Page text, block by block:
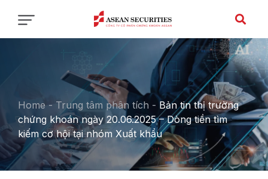
Home - Trung tâm phân tích - Bản tin thị trường
chứng khoán ngày 20.06.2025 – Dòng tiền tìm
kiếm cơ hội tại nhóm Xuất khẩu